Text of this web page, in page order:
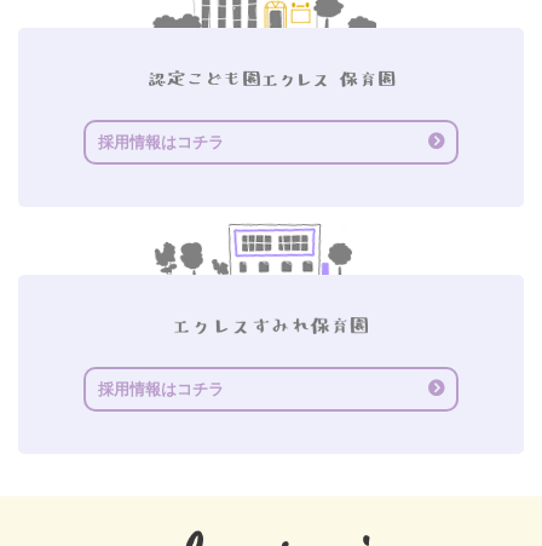
採用情報はコチラ
採用情報はコチラ